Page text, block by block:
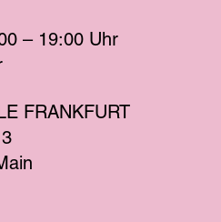
– 19:00 Uhr
FRANKFURT